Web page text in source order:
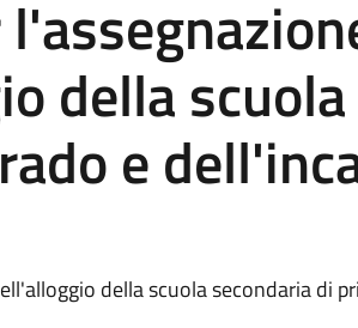
della
e
della scuola secondaria di